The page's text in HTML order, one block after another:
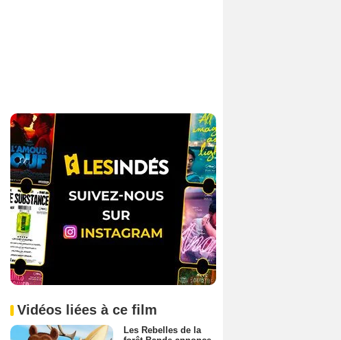
Vidéos liées à ce film
Les Rebelles de la